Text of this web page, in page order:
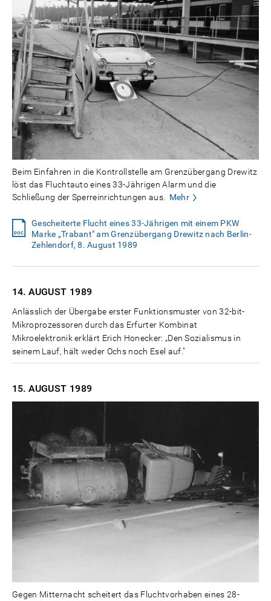
Beim Einfahren in die Kontrollstelle am Grenzübergang Drewitz
löst das Fluchtauto eines 33-Jährigen Alarm und die
Schließung der Sperreinrichtungen aus.
Mehr
Gescheiterte Flucht eines 33-Jährigen mit einem PKW
Marke „Trabant" am Grenzübergang Drewitz nach Berlin-
Zehlendorf, 8. August 1989
14. AUGUST 1989
Anlässlich der Übergabe erster Funktionsmuster von 32-bit-
Mikroprozessoren durch das Erfurter Kombinat
Mikroelektronik erklärt Erich Honecker: „Den Sozialismus in
seinem Lauf, hält weder Ochs noch Esel auf."
15. AUGUST 1989
Gegen Mitternacht scheitert das Fluchtvorhaben eines 28-